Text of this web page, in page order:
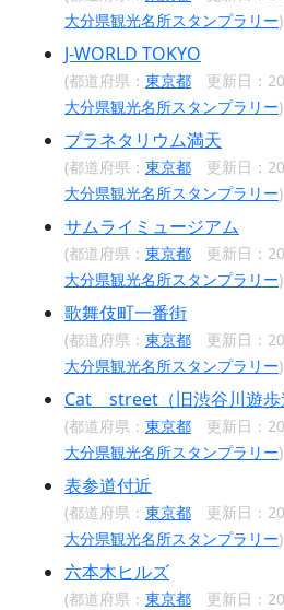
大分県観光名所スタンプラリー)
J-WORLD TOKYO
(都道府県： 東京都 更新日：
大分県観光名所スタンプラリー)
プラネタリウム満天
(都道府県： 東京都 更新日：
大分県観光名所スタンプラリー)
サムライミュージアム
(都道府県： 東京都 更新日：
大分県観光名所スタンプラリー)
歌舞伎町一番街
(都道府県： 東京都 更新日：
大分県観光名所スタンプラリー)
Cat street（旧渋谷川遊歩
(都道府県： 東京都 更新日：
大分県観光名所スタンプラリー)
表参道付近
(都道府県： 東京都 更新日：
大分県観光名所スタンプラリー)
六本木ヒルズ
(都道府県： 東京都 更新日：